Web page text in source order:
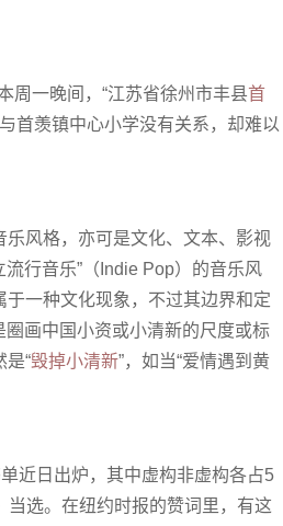
周一晚间，“江苏省徐州市丰县首
首羡镇中心小学没有关系，却难以
乐风格，亦可是文化、文本、影视
行音乐”（Indie Pop）的音乐风
于一种文化现象，不过其边界和定
画中国小资或小清新的尺度或标
是“毁掉小清新”，如当“爱情遇到黄
近日出炉，其中虚构非虚构各占5
选。在纽约时报的赞词里，有这